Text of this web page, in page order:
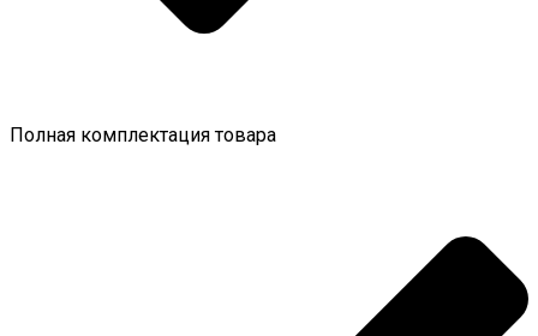
Полная комплектация товара